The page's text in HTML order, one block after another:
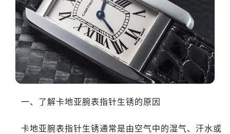
一、了解卡地亚腕表指针生锈的原因
卡地亚腕表指针生锈通常是由空气中的湿气、汗水或